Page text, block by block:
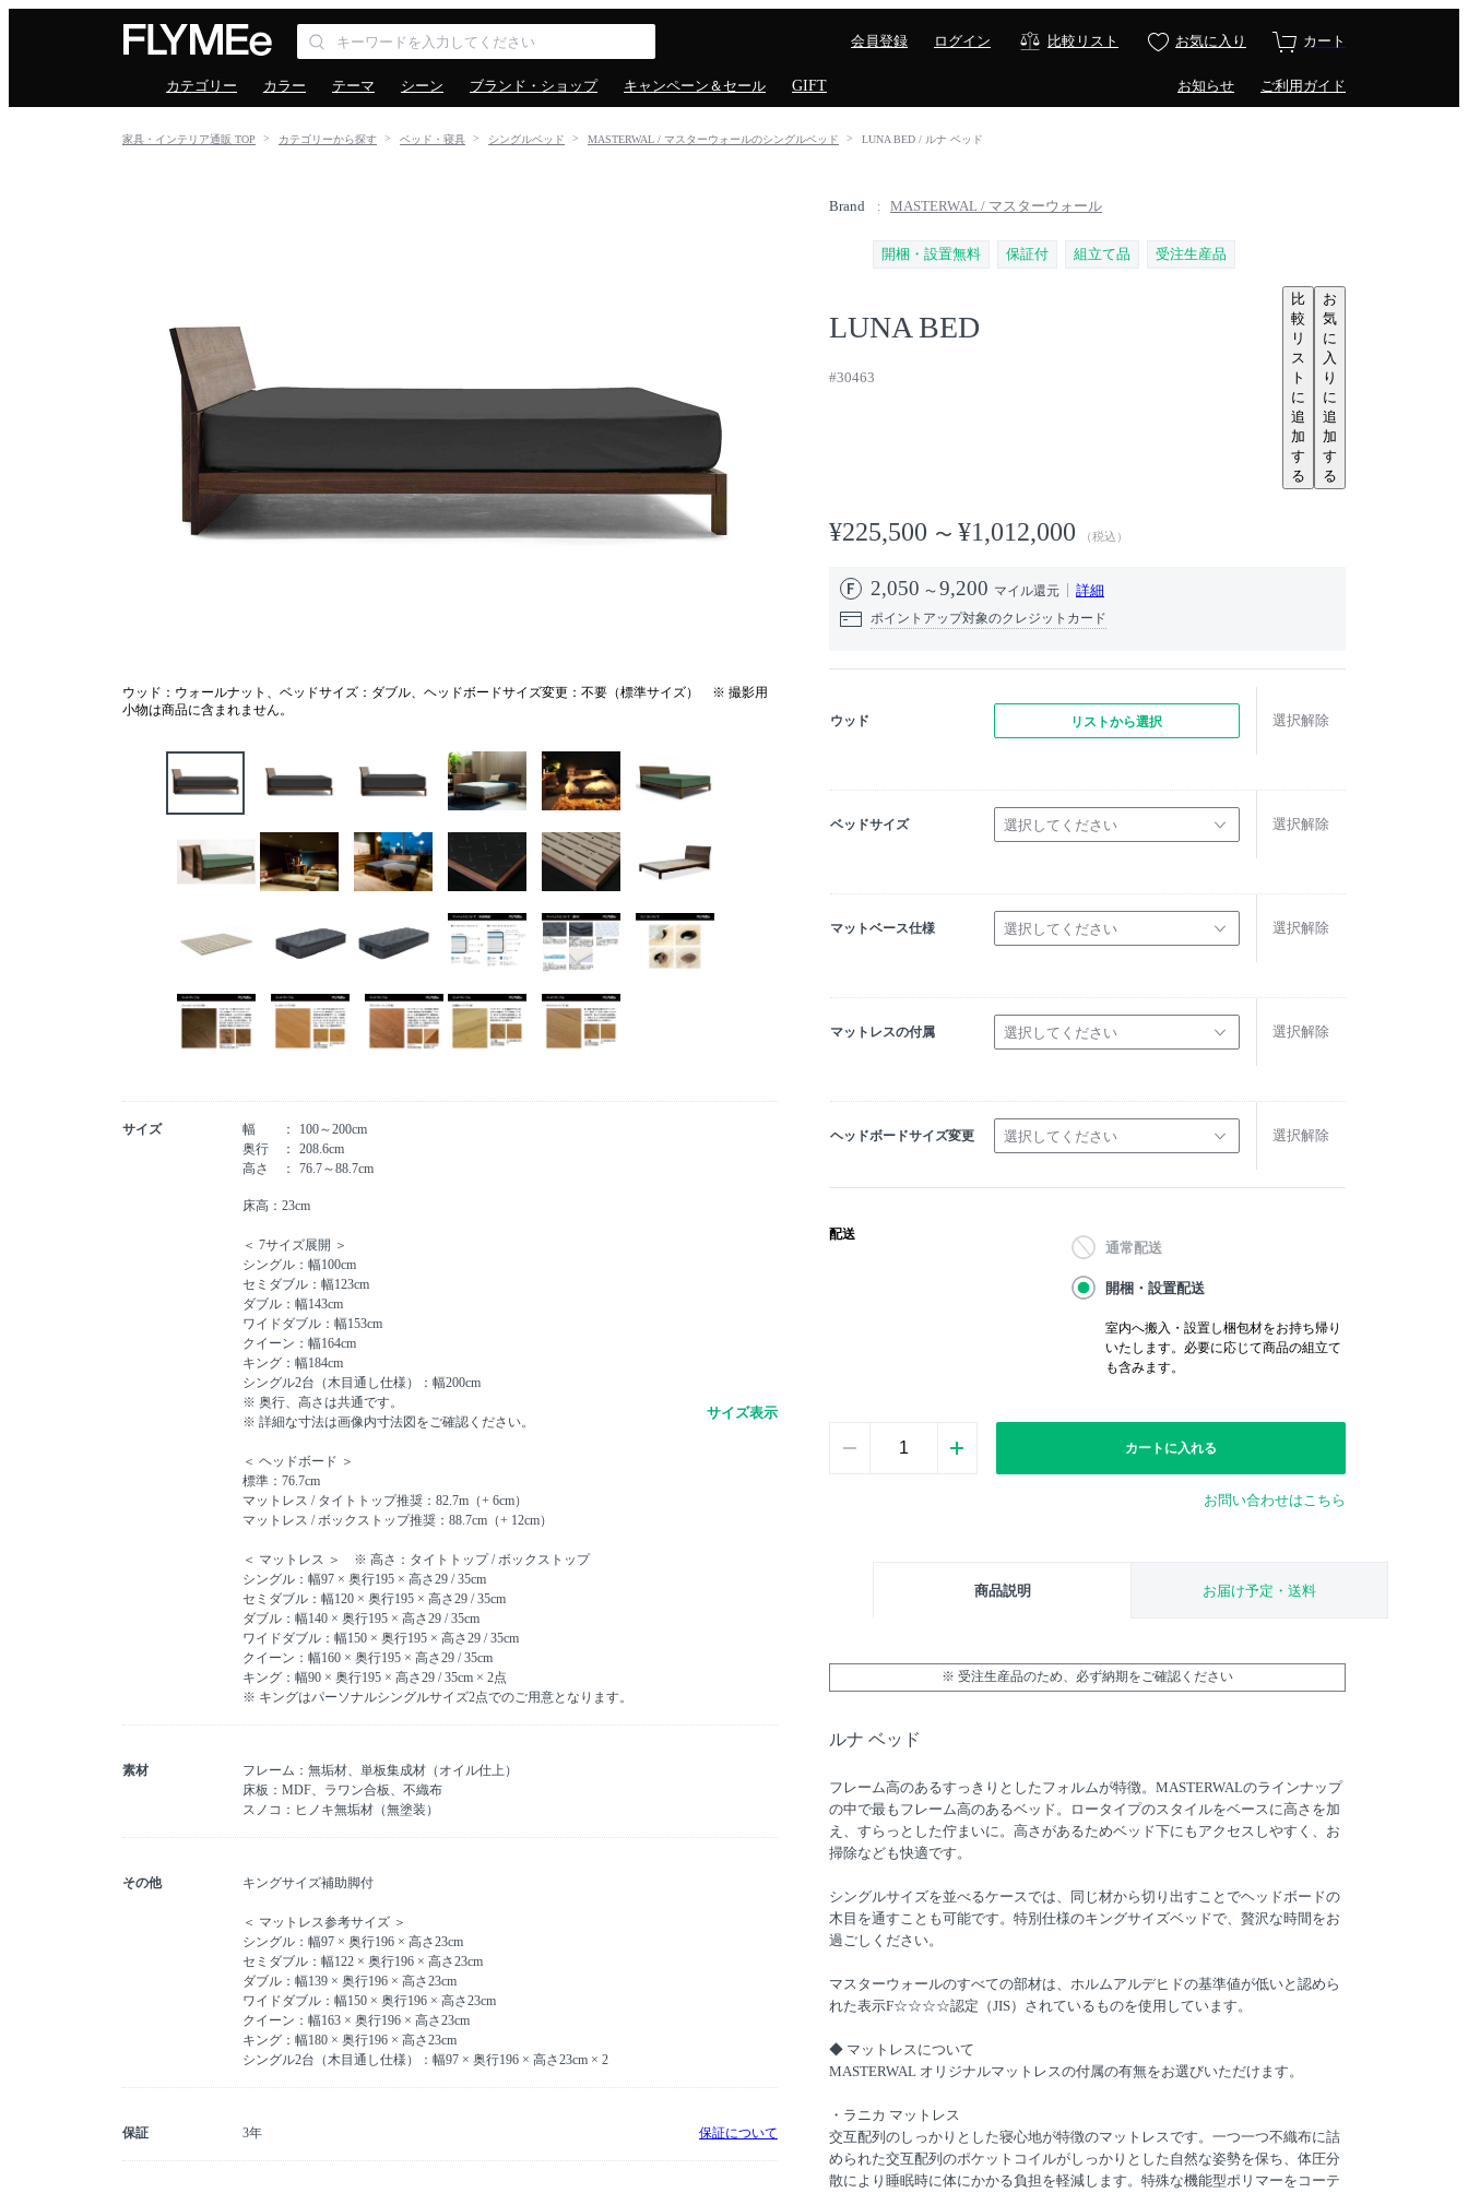
会員登録 ログイン 比較リスト お気に入り カート
カテゴリー カラー テーマ シーン ブランド・ショップ キャンペーン＆セール GIFT お知らせ ご利用ガイド
家具・インテリア通販 TOP カテゴリーから探す ベッド・寝具 シングルベッド MASTERWAL / マスターウォールのシングルベッド LUNA BED / ルナ ベッド
Brand MASTERWAL / マスターウォール
開梱・設置無料 保証付 組立て品 受注生産品
LUNA BED
#30463
比
較
リ
ス
ト
に
追
加
す
る
お
気
に
入
り
に
追
加
す
る
¥225,500 ¥1,012,000 （税込）
2,050 9,200 マイル還元 詳細
ポイントアップ対象のクレジットカード
ウッド リストから選択 選択解除
ベッドサイズ 選択してください 選択解除
マットベース仕様 選択してください 選択解除
マットレスの付属 選択してください 選択解除
ヘッドボードサイズ変更 選択してください 選択解除
配送
通常配送
開梱・設置配送
室内へ搬入・設置し梱包材をお持ち帰り
いたします。必要に応じて商品の組立て
も含みます。
カートに入れる
お問い合わせはこちら
商品説明 お届け予定・送料
※ 受注生産品のため、必ず納期をご確認ください
ルナ ベッド
フレーム高のあるすっきりとしたフォルムが特徴。MASTERWALのラインナップ
の中で最もフレーム高のあるベッド。ロータイプのスタイルをベースに高さを加
え、すらっとした佇まいに。高さがあるためベッド下にもアクセスしやすく、お
掃除なども快適です。
シングルサイズを並べるケースでは、同じ材から切り出すことでヘッドボードの
木目を通すことも可能です。特別仕様のキングサイズベッドで、贅沢な時間をお
過ごしください。
マスターウォールのすべての部材は、ホルムアルデヒドの基準値が低いと認めら
れた表示F☆☆☆☆認定（JIS）されているものを使用しています。
◆ マットレスについて
MASTERWAL オリジナルマットレスの付属の有無をお選びいただけます。
・ラニカ マットレス
交互配列のしっかりとした寝心地が特徴のマットレスです。一つ一つ不織布に詰
められた交互配列のポケットコイルがしっかりとした自然な姿勢を保ち、体圧分
散により睡眠時に体にかかる負担を軽減します。特殊な機能型ポリマーをコーテ
ウッド：ウォールナット、ベッドサイズ：ダブル、ヘッドボードサイズ変更：不要（標準サイズ） ※ 撮影用
小物は商品に含まれません。
サイズ 幅
100～200cm
奥行
208.6cm
高さ
76.7～88.7cm
床高：23cm
＜ 7サイズ展開 ＞
シングル：幅100cm
セミダブル：幅123cm
ダブル：幅143cm
ワイドダブル：幅153cm
クイーン：幅164cm
キング：幅184cm
シングル2台（木目通し仕様）：幅200cm
※ 奥行、高さは共通です。
※ 詳細な寸法は画像内寸法図をご確認ください。
＜ ヘッドボード ＞
標準：76.7cm
マットレス / タイトトップ推奨：82.7m（+ 6cm）
マットレス / ボックストップ推奨：88.7cm（+ 12cm）
＜ マットレス ＞ ※ 高さ：タイトトップ / ボックストップ
シングル：幅97 × 奥行195 × 高さ29 / 35cm
セミダブル：幅120 × 奥行195 × 高さ29 / 35cm
ダブル：幅140 × 奥行195 × 高さ29 / 35cm
ワイドダブル：幅150 × 奥行195 × 高さ29 / 35cm
クイーン：幅160 × 奥行195 × 高さ29 / 35cm
キング：幅90 × 奥行195 × 高さ29 / 35cm × 2点
※ キングはパーソナルシングルサイズ2点でのご用意となります。
サイズ表示
素材
フレーム：無垢材、単板集成材（オイル仕上）
床板：MDF、ラワン合板、不織布
スノコ：ヒノキ無垢材（無塗装）
その他 キングサイズ補助脚付
＜ マットレス参考サイズ ＞
シングル：幅97 × 奥行196 × 高さ23cm
セミダブル：幅122 × 奥行196 × 高さ23cm
ダブル：幅139 × 奥行196 × 高さ23cm
ワイドダブル：幅150 × 奥行196 × 高さ23cm
クイーン：幅163 × 奥行196 × 高さ23cm
キング：幅180 × 奥行196 × 高さ23cm
シングル2台（木目通し仕様）：幅97 × 奥行196 × 高さ23cm × 2
保証 3年 保証について